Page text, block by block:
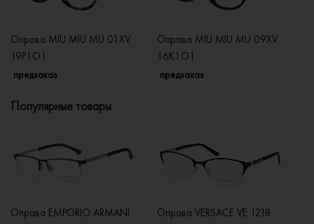
Оправа MIU MIU MU 01XV
19P1O1
предзаказ
Оправа MIU MIU MU 09XV
16K1O1
предзаказ
Популярные товары
Оправа EMPORIO ARMANI
Оправа VERSACE VE 1218